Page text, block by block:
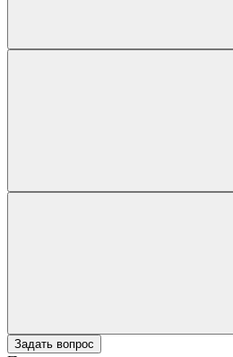
Задать вопрос